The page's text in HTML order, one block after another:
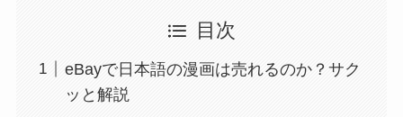
目次
eBayで日本語の漫画は売れるのか？サク
ッと解説